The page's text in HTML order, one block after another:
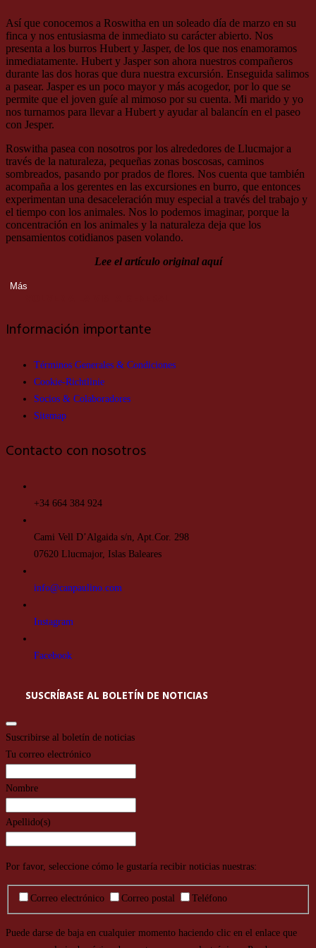
Así que conocemos a Roswitha en un soleado día de marzo en su
finca y nos entusiasma de inmediato su carácter abierto. Nos
presenta a los burros Hubert y Jasper, de los que nos enamoramos
inmediatamente. Hubert y Jasper son ahora nuestros compañeros
durante las dos horas que dura nuestra excursión. Enseguida salimos
a pasear. Jasper es un poco mayor y más acogedor, por lo que se
permite que el joven guíe al mimoso por su cuenta. Mi marido y yo
nos turnamos para llevar a Hubert y ayudar al balancín en el paseo
con Jesper.
Roswitha pasea con nosotros por los alrededores de Llucmajor a
través de la naturaleza, pequeñas zonas boscosas, caminos
sombreados, pasando por prados de flores. Nos cuenta que también
acompaña a los gerentes en las excursiones en burro, que entonces
experimentan una desaceleración muy especial a través del trabajo y
el tiempo con los animales. Nos lo podemos imaginar, porque la
concentración en los animales y la naturaleza deja que los
pensamientos cotidianos pasen volando.
Lee el artículo original aquí
Más
Información importante
Términos Generales & Condiciones
Cookie-Richtlinie
Socios & Colaboradores
Sitemap
Contacto con nosotros
+34 664 384 924
Cami Vell D’Algaida s/n, Apt.Cor. 298
07620 Llucmajor, Islas Baleares
info@canpaulino.com
Instagram
Facebook
SUSCRÍBASE AL BOLETÍN DE NOTICIAS
Suscribirse al boletín de noticias
Tu correo electrónico
Nombre
Apellido(s)
Por favor, seleccione cómo le gustaría recibir noticias nuestras:
Correo electrónico Correo postal Teléfono
Puede darse de baja en cualquier momento haciendo clic en el enlace que